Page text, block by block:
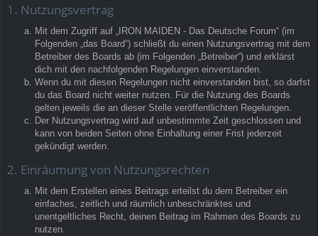
1. Nutzungsvertrag
Mit dem Zugriff auf „IRON MAIDEN - Das Deutsche Forum“ (im
Folgenden „das Board“) schließt du einen Nutzungsvertrag mit dem
Betreiber des Boards ab (im Folgenden „Betreiber“) und erklärst
dich mit den nachfolgenden Regelungen einverstanden.
Wenn du mit diesen Regelungen nicht einverstanden bist, so darfst
du das Board nicht weiter nutzen. Für die Nutzung des Boards
gelten jeweils die an dieser Stelle veröffentlichten Regelungen.
Der Nutzungsvertrag wird auf unbestimmte Zeit geschlossen und
kann von beiden Seiten ohne Einhaltung einer Frist jederzeit
gekündigt werden.
2. Einräumung von Nutzungsrechten
Mit dem Erstellen eines Beitrags erteilst du dem Betreiber ein
einfaches, zeitlich und räumlich unbeschränktes und
unentgeltliches Recht, deinen Beitrag im Rahmen des Boards zu
nutzen.